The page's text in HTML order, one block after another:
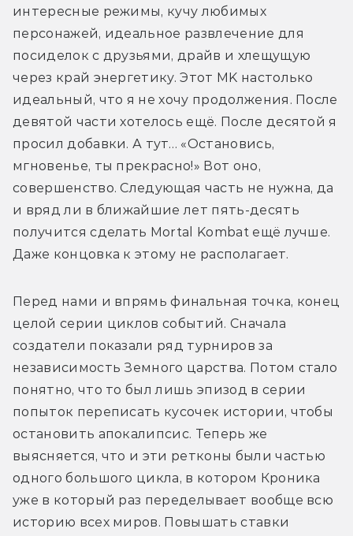
интересные режимы, кучу любимых
персонажей, идеальное развлечение для
посиделок с друзьями, драйв и хлещущую
через край энергетику. Этот MK настолько
идеальный, что я не хочу продолжения. После
девятой части хотелось ещё. После десятой я
просил добавки. А тут… «Остановись,
мгновенье, ты прекрасно!» Вот оно,
совершенство. Следующая часть не нужна, да
и вряд ли в ближайшие лет пять-десять
получится сделать Mortal Kombat ещё лучше.
Даже концовка к этому не располагает.
Перед нами и впрямь финальная точка, конец
целой серии циклов событий. Сначала
создатели показали ряд турниров за
независимость Земного царства. Потом стало
понятно, что то был лишь эпизод в серии
попыток переписать кусочек истории, чтобы
остановить апокалипсис. Теперь же
выясняется, что и эти ретконы были частью
одного большого цикла, в котором Кроника
уже в который раз переделывает вообще всю
историю всех миров. Повышать ставки